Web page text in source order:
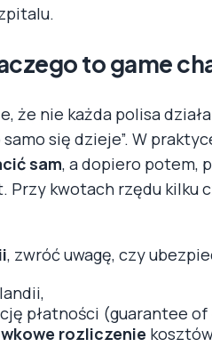
to game
nie każda polisa
się dzieje”. W
sam, a dopiero potem,
Przy kwotach rzędu kilku
, zwróć uwagę, czy
płatności (guarantee of
rozliczenie